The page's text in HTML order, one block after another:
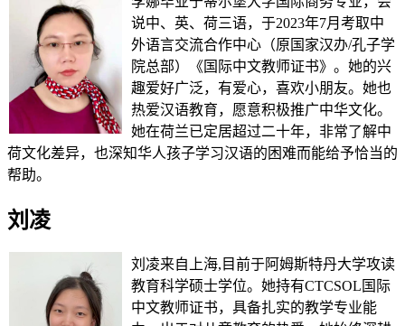
说中、英、荷三语，于2023年7月考取中
外语言交流合作中心（原国家汉办/孔子学
院总部）《国际中文教师证书》。她的兴
趣爱好广泛，有爱心，喜欢小朋友。她也
热爱汉语教育，愿意积极推广中华文化。
她在荷兰已定居超过二十年，非常了解中
荷文化差异，也深知华人孩子学习汉语的困难而能给予恰当的
帮助。
刘凌
刘凌来自上海,目前于阿姆斯特丹大学攻读
教育科学硕士学位。她持有CTCSOL国际
中文教师证书，具备扎实的教学专业能